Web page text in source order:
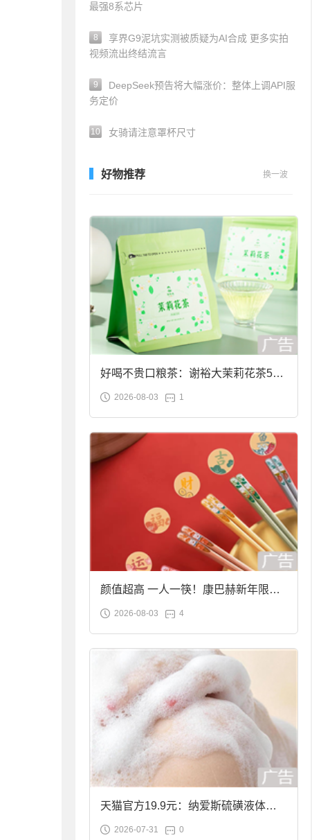
最强8系芯片
8
享界G9泥坑实测被质疑为AI合成 更多实拍
视频流出终结流言
9
DeepSeek预告将大幅涨价：整体上调API服
务定价
10 女骑请注意罩杯尺寸
好物推荐 换一波
好喝不贵口粮茶：谢裕大茉莉花茶50g
袋装9.9元到手
2026-08-03 1
颜值超高 一人一筷！康巴赫新年限定
合金筷子大促：19.9元
2026-08-03 4
天猫官方19.9元：纳爱斯硫磺液体香
皂2斤大促
2026-07-31 0